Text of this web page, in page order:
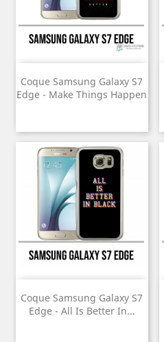
Coque Samsung Galaxy S7
Edge - Make Things Happen
Coque Samsung Galaxy S7
Edge - All Is Better In...